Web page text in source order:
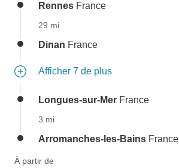
Rennes France
29 mi
Dinan France
Afficher 7 de plus
Longues-sur-Mer France
3 mi
Arromanches-les-Bains France
À partir de